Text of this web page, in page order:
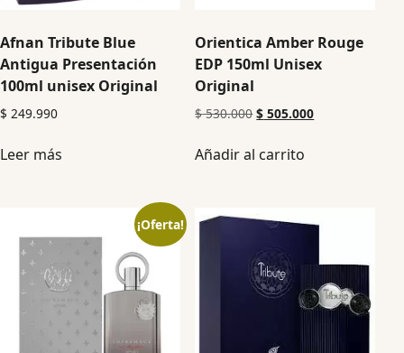
Afnan Tribute Blue
Antigua Presentación
100ml unisex Original
$ 249.990
Leer más
Orientica Amber Rouge
EDP 150ml Unisex
Original
$530.000 $ 505.000
Añadir al carrito
¡Oferta!